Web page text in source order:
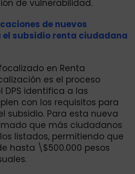
de vulnerabilidad.
de nuevos
subsidio renta ciudadana
en Renta
es el proceso
identifica a las
con los requisitos para
subsidio. Para esta nueva
que más ciudadanos
listados, permitiendo que
hasta \$500.000 pesos